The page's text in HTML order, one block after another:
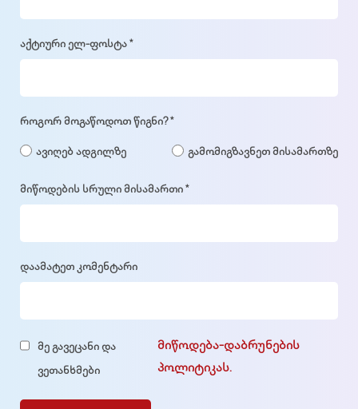
აქტიური ელ-ფოსტა *
როგორ მოგაწოდოთ წიგნი? *
ავიღებ ადგილზე გამომიგზავნეთ მისამართზე
მიწოდების სრული მისამართი *
დაამატეთ კომენტარი
მე გავეცანი და
ვეთანხმები
მიწოდება-დაბრუნების
პოლიტიკას.